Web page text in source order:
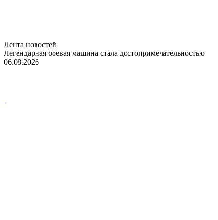
Лента новостей
Легендарная боевая машина стала достопримечательностью
06.08.2026